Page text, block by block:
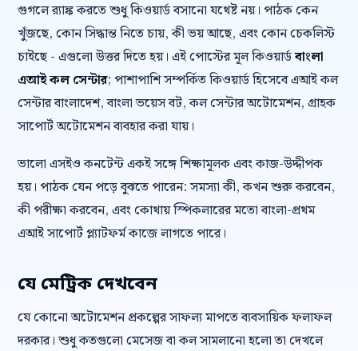
গুগলে র‍্যাঙ্ক করতে শুধু কিওয়ার্ড বসানো যথেষ্ট নয়। পাঠক কেন
খুঁজছে, কোন সিদ্ধান্ত নিতে চায়, কী ভয় আছে, এবং কোন চেকলিস্ট
চাইছে - এগুলো উত্তর দিতে হয়। এই পোস্টের মূল কিওয়ার্ডবাংলা
এআই কল সেন্টার; পাশাপাশি সম্পর্কিত কিওয়ার্ড হিসেবে এআই কল
সেন্টার বাংলাদেশ, বাংলা ভয়েস বট, কল সেন্টার অটোমেশন, গ্রাহক
সাপোর্ট অটোমেশন ব্যবহার করা যায়।
ভালো এসইও কনটেন্ট একই সঙ্গে শিক্ষামূলক এবং কাজ-উদ্দীপক
হয়। পাঠক যেন পড়ে বুঝতে পারেন: সমস্যা কী, কখন শুরু করবেন,
কী পরীক্ষা করবেন, এবং কোথায় স্পিকলারের মতো বাংলা-প্রথম
এআই সাপোর্ট প্ল্যাটফর্ম কাজে লাগতে পারে।
যে মেট্রিক দেখবেন
যে কোনো অটোমেশন প্রকল্পের সাফল্য মাপতে ব্যবসায়িক ফলাফল
দরকার। শুধু কতগুলো মেসেজ বা কল সামলানো হলো তা দেখলে